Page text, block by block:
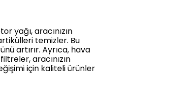
yağı, aracınızın
temizler. Bu
artırır. Ayrıca, hava
aracınızın
için kaliteli ürünler